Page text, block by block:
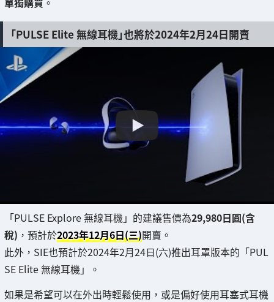
「PULSE Elite 無線耳機」也將於2024年2月24日開賣
「PULSE Explore 無線耳機」的建議售價為29,980日圓(含
稅) ，預計於2023年12月6日(三)開賣。
此外，SIE也預計於2024年2月24日(六)推出耳罩版本的「PUL
SE Elite 無線耳機」。
如果是希望可以在外出時輕鬆使用，或是偏好使用耳塞式耳機